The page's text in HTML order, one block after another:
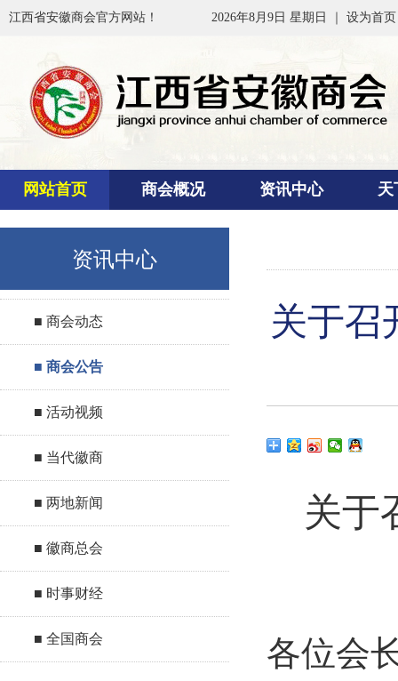
江西省安徽商会官方网站！ 2026年8月9日 星期日 ｜ 设为首页
网站首页 商会概况 资讯中心 天
资讯中心
■ 商会动态
■ 商会公告
■ 活动视频
■ 当代徽商
■ 两地新闻
■ 徽商总会
■ 时事财经
■ 全国商会
关于召
关于
各位会